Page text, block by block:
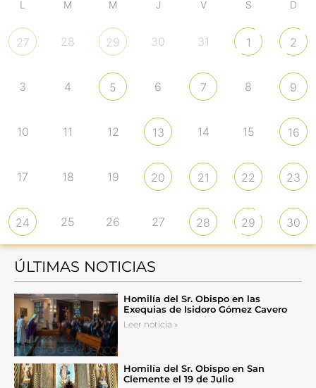
L M M J V S D
27 28 29 30 31 1 2
3 4 5 6 7 8 9
10 11 12 13 14 15 16
17 18 19 20 21 22 23
24 25 26 27 28 29 30
ÚLTIMAS NOTICIAS
Homilía del Sr. Obispo en las
Exequias de Isidoro Gómez Cavero
Leer noticia »
Homilía del Sr. Obispo en San
Clemente el 19 de Julio